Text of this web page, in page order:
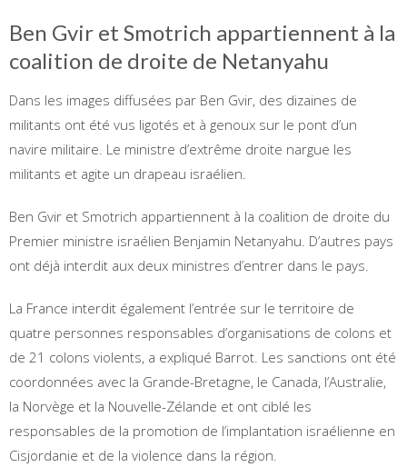
Ben Gvir et Smotrich appartiennent à la
coalition de droite de Netanyahu
Dans les images diffusées par Ben Gvir, des dizaines de
militants ont été vus ligotés et à genoux sur le pont d’un
navire militaire. Le ministre d’extrême droite nargue les
militants et agite un drapeau israélien.
Ben Gvir et Smotrich appartiennent à la coalition de droite du
Premier ministre israélien Benjamin Netanyahu. D’autres pays
ont déjà interdit aux deux ministres d’entrer dans le pays.
La France interdit également l’entrée sur le territoire de
quatre personnes responsables d’organisations de colons et
de 21 colons violents, a expliqué Barrot. Les sanctions ont été
coordonnées avec la Grande-Bretagne, le Canada, l’Australie,
la Norvège et la Nouvelle-Zélande et ont ciblé les
responsables de la promotion de l’implantation israélienne en
Cisjordanie et de la violence dans la région.